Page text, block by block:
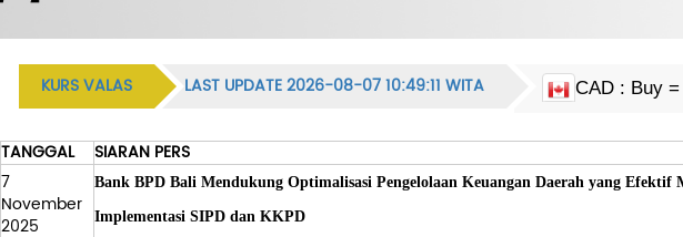
KURS VALAS LAST UPDATE 2026-08-07 10:49:11 WITA
CAD : Buy
TANGGAL SIARAN PERS
7
November
2025
Bank BPD Bali Mendukung Optimalisasi Pengelolaan Keuangan Daerah yang Efektif
Implementasi SIPD dan KKPD